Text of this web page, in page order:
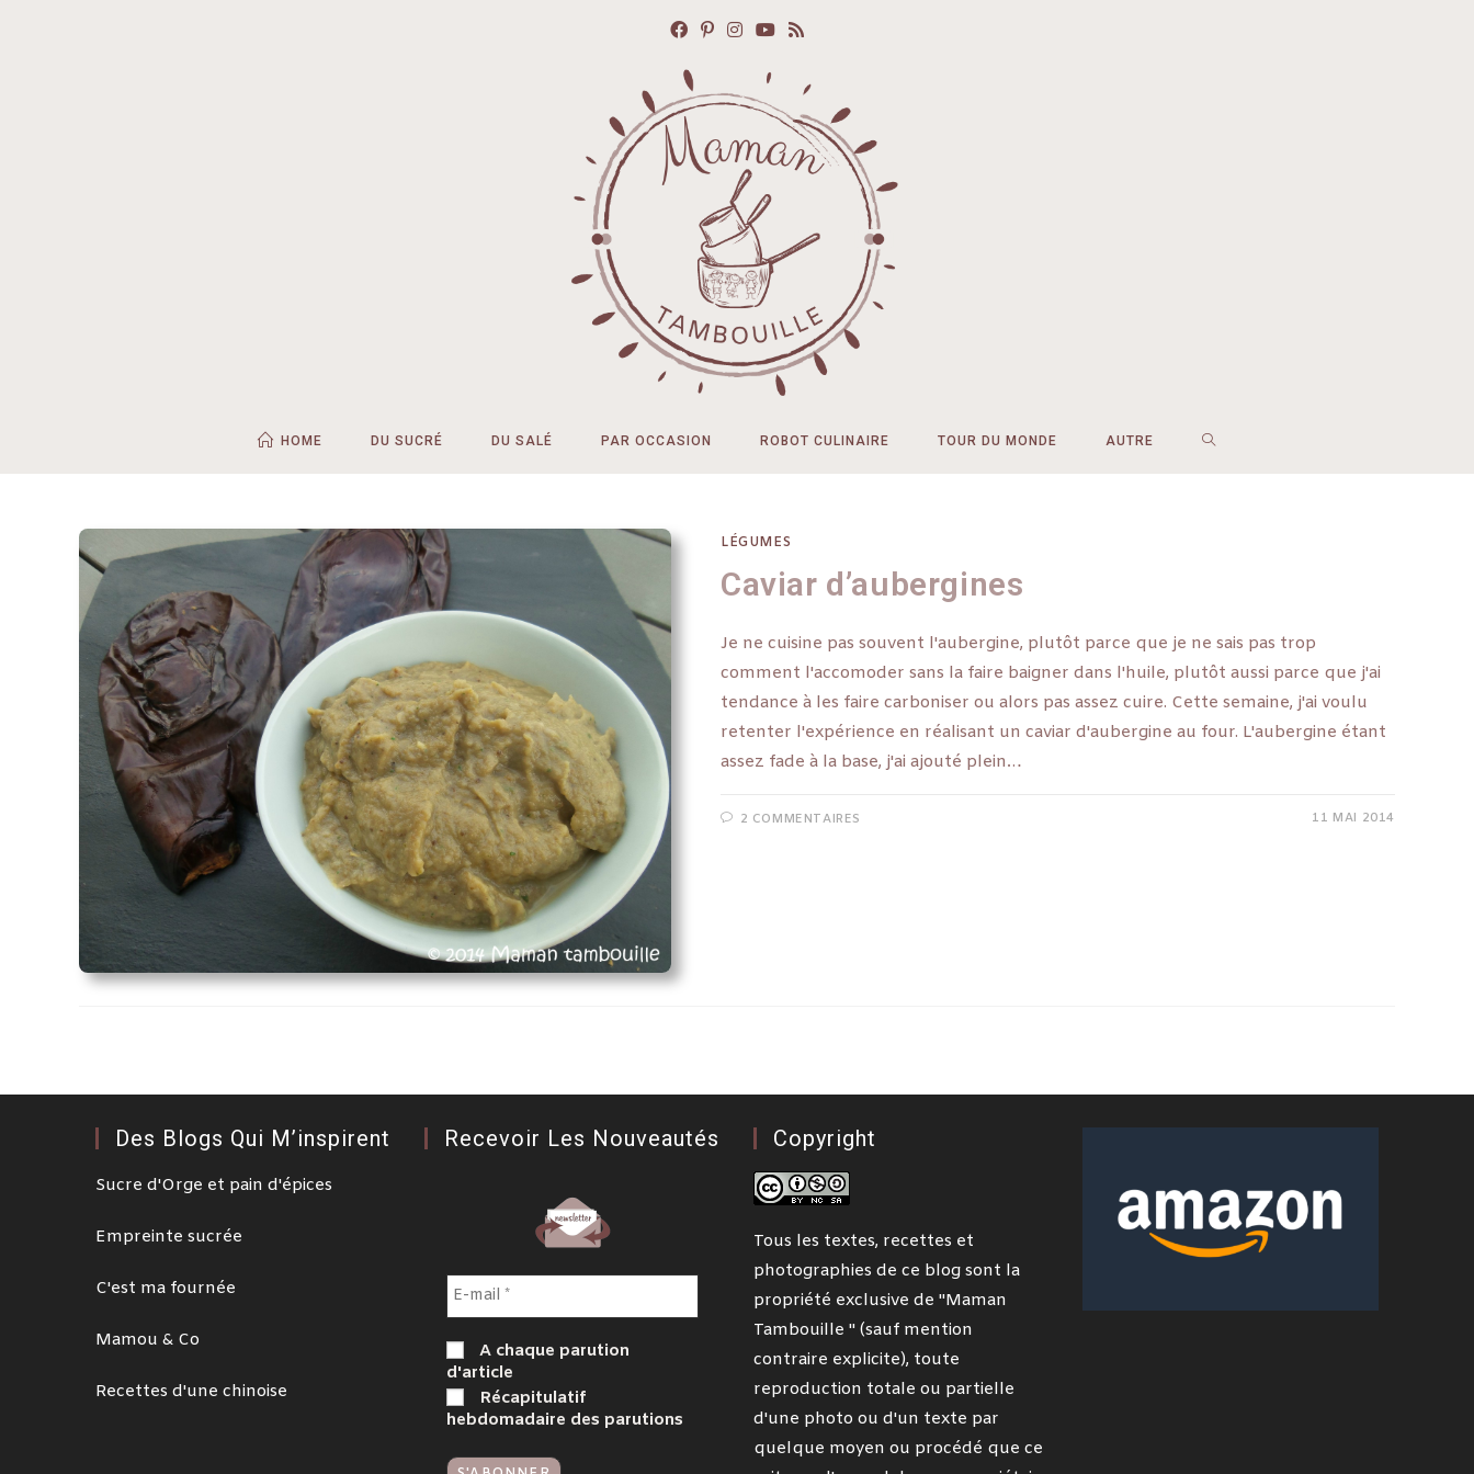
HOME DU SUCRÉ DU SALÉ PAR OCCASION ROBOT CULINAIRE TOUR DU MONDE AUTRE
LÉGUMES
Caviar d’aubergines
Je ne cuisine pas souvent l'aubergine, plutôt parce que je ne sais pas trop
comment l'accomoder sans la faire baigner dans l'huile, plutôt aussi parce que j'ai
tendance à les faire carboniser ou alors pas assez cuire. Cette semaine, j'ai voulu
retenter l'expérience en réalisant un caviar d'aubergine au four. L'aubergine étant
assez fade à la base, j'ai ajouté plein…
2 COMMENTAIRES 11 MAI 2014
Des Blogs Qui M’inspirent
Sucre d'Orge et pain d'épices
Empreinte sucrée
C'est ma fournée
Mamou & Co
Recettes d'une chinoise
Recevoir Les Nouveautés
A chaque parution
d'article
Récapitulatif
hebdomadaire des parutions
Copyright
Tous les textes, recettes et
photographies de ce blog sont la
propriété exclusive de "Maman
Tambouille " (sauf mention
contraire explicite), toute
reproduction totale ou partielle
d'une photo ou d'un texte par
quelque moyen ou procédé que ce